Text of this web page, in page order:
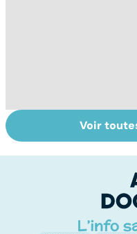
Le magnésium,
un oligo-élément
Voir